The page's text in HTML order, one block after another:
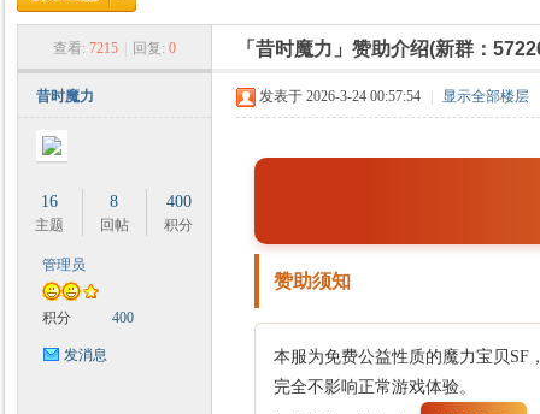
› ›
查看: 7215 回复: 0 「昔时魔力」赞助介绍(新群：
昔时魔力
16
主题
8
回帖
400
积分
管理员
积分 400
发消息
发表于 2026-3-24 00:57:54 显示全部楼层
赞助须知
本服为免费公益性质的魔力宝贝SF
完全不影响正常游戏体验。